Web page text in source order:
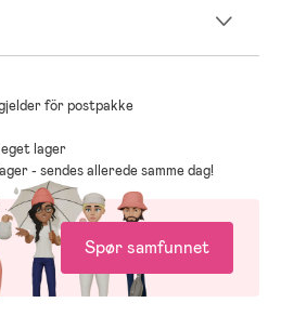
för postpakke
lager
- sendes allerede samme dag!
Spør samfunnet